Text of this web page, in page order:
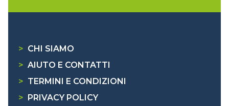
> CHI SIAMO
> AIUTO E CONTATTI
> TERMINI E CONDIZIONI
>
PRIVACY POLICY